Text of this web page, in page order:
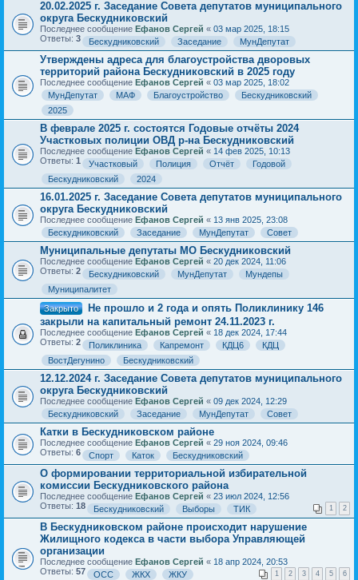
20.02.2025 г. Заседание Совета депутатов муниципального
округа Бескудниковский
Последнее сообщение Ефанов Сергей « 03 мар 2025, 18:15
Ответы: 3 Бескудниковский Заседание МунДепутат
Утверждены адреса для благоустройства дворовых
территорий района Бескудниковский в 2025 году
Последнее сообщение Ефанов Сергей « 03 мар 2025, 18:02
МунДепутат
МАФ Благоустройство
Бескудниковский
2025
В феврале 2025 г. состоятся Годовые отчёты 2024
Участковых полиции ОВД р-на Бескудниковский
Последнее сообщение Ефанов Сергей « 14 фев 2025, 10:13
Ответы: 1 Участковый Полиция Отчёт
Годовой
Бескудниковский
2024
16.01.2025 г. Заседание Совета депутатов муниципального
округа Бескудниковский
Последнее сообщение Ефанов Сергей « 13 янв 2025, 23:08
Бескудниковский
Заседание МунДепутат Совет
Муниципальные депутаты МО Бескудниковский
Последнее сообщение Ефанов Сергей « 20 дек 2024, 11:06
Ответы: 2 Бескудниковский МунДепутат
Мундепы
Муниципалитет
Закрыто
Не прошло и 2 года и опять Поликлинику 146
закрыли на капитальный ремонт 24.11.2023 г.
Последнее сообщение Ефанов Сергей « 18 дек 2024, 17:44
Ответы: 2 Поликлиника Капремонт КДЦ6
КДЦ
ВостДегунино
Бескудниковский
12.12.2024 г. Заседание Совета депутатов муниципального
округа Бескудниковский
Последнее сообщение Ефанов Сергей « 09 дек 2024, 12:29
Бескудниковский
Заседание МунДепутат Совет
Катки в Бескудниковском районе
Последнее сообщение Ефанов Сергей « 29 ноя 2024, 09:46
Ответы: 6 Спорт Каток Бескудниковский
О формировании территориальной избирательной
комиссии Бескудниковского района
Последнее сообщение Ефанов Сергей « 23 июл 2024, 12:56
Ответы: 18 1 2
Бескудниковский Выборы ТИК
В Бескудниковском районе происходит нарушение
Жилищного кодекса в части выбора Управляющей
организации
Последнее сообщение Ефанов Сергей « 18 апр 2024, 20:53
Ответы: 57 1 2 3 4 5 6
ОСС ЖКХ
ЖКУ